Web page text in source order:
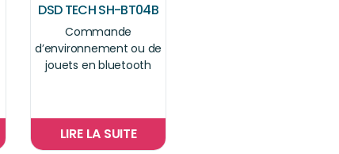
DSD TECH SH-BT04B
Commande
d’environnement ou de
jouets en bluetooth
LIRE LA SUITE